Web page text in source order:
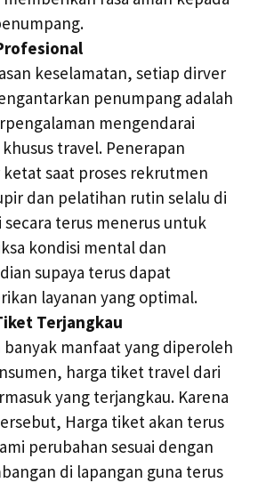
keselamatan, setiap dirver
penumpang adalah
mengendarai
travel. Penerapan
saat proses rekrutmen
dan pelatihan rutin selalu di
secara terus menerus untuk
kondisi mental dan
supaya terus dapat
layanan yang optimal.
Terjangkau
banyak manfaat yang diperoleh
harga tiket travel dari
yang terjangkau. Karena
Harga tiket akan terus
perubahan sesuai dengan
di lapangan guna terus